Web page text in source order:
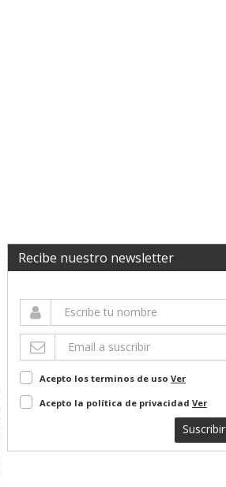
Recibe nuestro newsletter
Acepto los terminos de uso Ver
Acepto la política de privacidad Ver
Suscribir